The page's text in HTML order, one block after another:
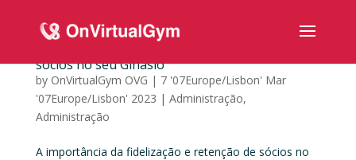
sócios no seu Ginásio
by OnVirtualGym OVG | 7 '07Europe/Lisbon' Mar
'07Europe/Lisbon' 2023 | Administração,
Administração
A importância da fidelização e retenção de sócios no